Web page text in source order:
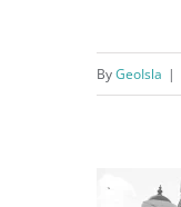
ByGeoIsla |